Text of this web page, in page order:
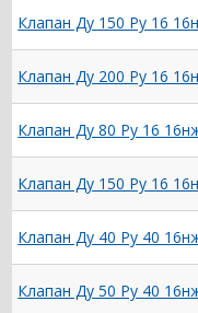
Клапан Ду 150 Ру 16
Клапан Ду 200 Ру 16
Клапан Ду 80 Ру 16
Клапан Ду 150 Ру 16
Клапан Ду 40 Ру 40
Клапан Ду 50 Ру 40